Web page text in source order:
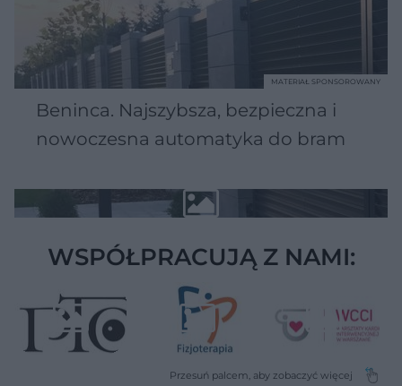
Beninca. Najszybsza, bezpieczna i
nowoczesna automatyka do bram
MATERIAŁ SPONSOROWANY
WSPÓŁPRACUJĄ Z NAMI: